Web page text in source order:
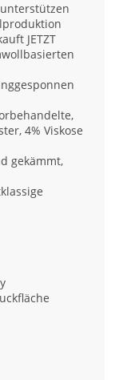
JETZT
4% Viskose
gekämmt,